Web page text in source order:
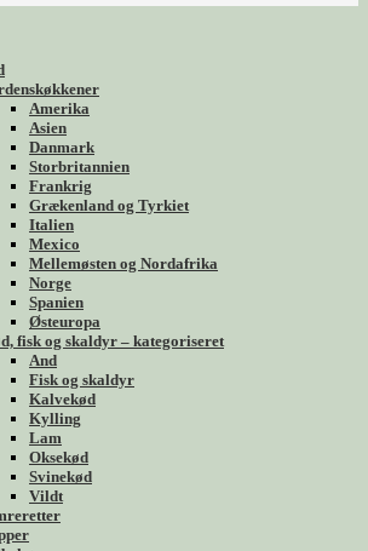
Amerika
Asien
Danmark
Storbritannien
Frankrig
Grækenland og Tyrkiet
Italien
Mexico
Mellemøsten og Nordafrika
Norge
Spanien
Østeuropa
fisk og skaldyr – kategoriseret
And
Fisk og skaldyr
Kalvekød
Kylling
Lam
Oksekød
Svinekød
Vildt